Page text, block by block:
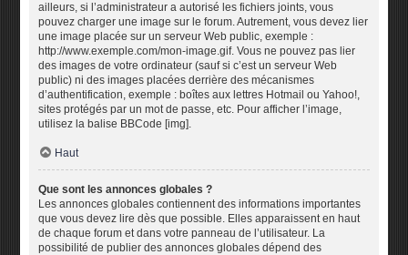
ailleurs, si l’administrateur a autorisé les fichiers joints, vous
pouvez charger une image sur le forum. Autrement, vous devez lier
une image placée sur un serveur Web public, exemple :
http://www.exemple.com/mon-image.gif. Vous ne pouvez pas lier
des images de votre ordinateur (sauf si c’est un serveur Web
public) ni des images placées derrière des mécanismes
d’authentification, exemple : boîtes aux lettres Hotmail ou Yahoo!,
sites protégés par un mot de passe, etc. Pour afficher l’image,
utilisez la balise BBCode [img].
Haut
Que sont les annonces globales ?
Les annonces globales contiennent des informations importantes
que vous devez lire dès que possible. Elles apparaissent en haut
de chaque forum et dans votre panneau de l’utilisateur. La
possibilité de publier des annonces globales dépend des